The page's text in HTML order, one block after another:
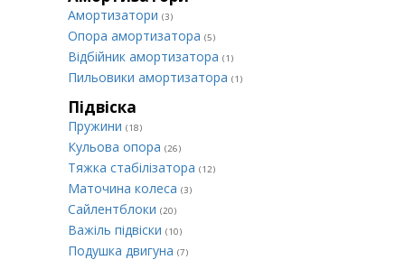
Амортизатори (3)
Опора амортизатора (5)
Відбійник амортизатора (1)
Пильовики амортизатора (1)
Підвіска
Пружини (18)
Кульова опора (26)
Тяжка стабілізатора (12)
Маточина колеса (3)
Сайлентблоки (20)
Важіль підвіски (10)
Подушка двигуна (7)